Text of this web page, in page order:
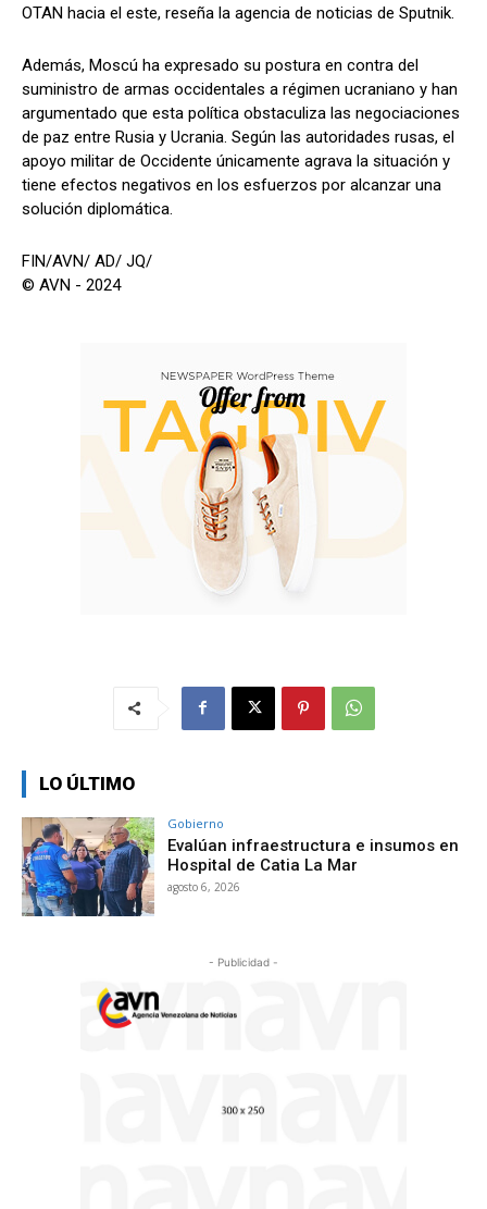
OTAN hacia el este, reseña la agencia de noticias de Sputnik.
Además, Moscú ha expresado su postura en contra del
suministro de armas occidentales a régimen ucraniano y han
argumentado que esta política obstaculiza las negociaciones
de paz entre Rusia y Ucrania. Según las autoridades rusas, el
apoyo militar de Occidente únicamente agrava la situación y
tiene efectos negativos en los esfuerzos por alcanzar una
solución diplomática.
FIN/AVN/ AD/ JQ/
© AVN - 2024
LO ÚLTIMO
Gobierno
Evalúan infraestructura e insumos en
Hospital de Catia La Mar
agosto 6, 2026
- Publicidad -